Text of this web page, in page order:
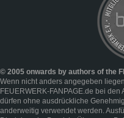
© 2005 onwards by authors of the
Wenn nicht anders angegeben
FEUERWERK-FANPAGE.de bei
dürfen ohne ausdrückliche
anderweitig verwendet werden.